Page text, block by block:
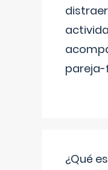
pareja-
¿Qué